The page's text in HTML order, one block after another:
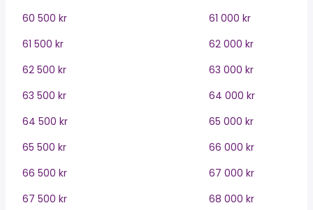
60 500 kr
61 000 kr
61 500 kr
62 000 kr
62 500 kr
63 000 kr
63 500 kr
64 000 kr
64 500 kr
65 000 kr
65 500 kr
66 000 kr
66 500 kr
67 000 kr
67 500 kr
68 000 kr